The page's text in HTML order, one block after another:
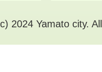
2024 Yamato city.